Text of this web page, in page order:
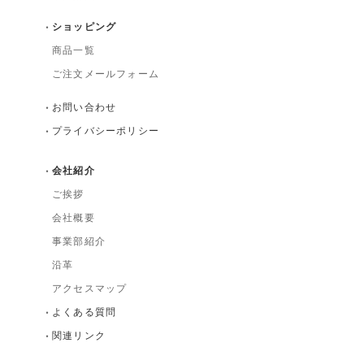
ショッピング
商品一覧
ご注文メールフォーム
お問い合わせ
プライバシーポリシー
会社紹介
ご挨拶
会社概要
事業部紹介
沿革
アクセスマップ
よくある質問
関連リンク